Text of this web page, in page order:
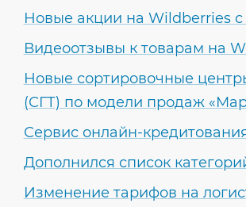
Новые акции на Wildberries с
Видеоотзывы к товарам на
Новые сортировочные
(СГТ) по модели продаж
Сервис онлайн-
Дополнился список
Изменение тарифов на